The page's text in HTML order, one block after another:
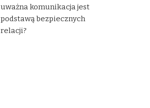
uważna komunikacja jest
podstawą bezpiecznych
relacji?